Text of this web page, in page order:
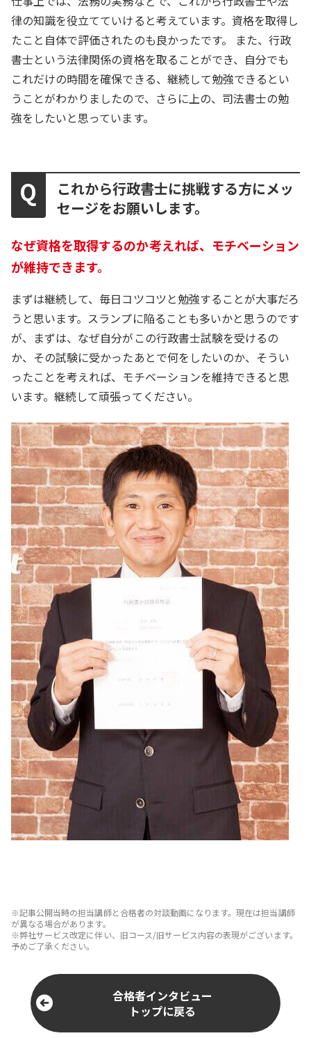
律の知識を役立てていけると考えています。資格を取得し
たこと自体で評価されたのも良かったです。 また、行政
書士という法律関係の資格を取ることができ、自分でも
これだけの時間を確保できる、継続して勉強できるとい
うことがわかりましたので、さらに上の、司法書士の勉
強をしたいと思っています。
これから行政書士に挑戦する方にメッ
セージをお願いします。
なぜ資格を取得するのか考えれば、モチベーション
が維持できます。
まずは継続して、毎日コツコツと勉強することが大事だろ
うと思います。スランプに陥ることも多いかと思うのです
が、まずは、なぜ自分がこの行政書士試験を受けるの
か、その試験に受かったあとで何をしたいのか、そうい
ったことを考えれば、モチベーションを維持できると思
います。継続して頑張ってください。
※記事公開当時の担当講師と合格者の対談動画になります。現在は担当講師
が異なる場合があります。
※弊社サービス改定に伴い、旧コース/旧サービス内容の表現がございます。
予めご了承ください。
合格者インタビュー
トップに戻る